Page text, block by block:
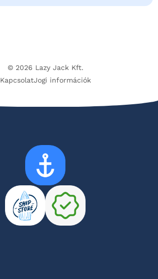
© 2026 Lazy Jack Kft.
KapcsolatJogi információk